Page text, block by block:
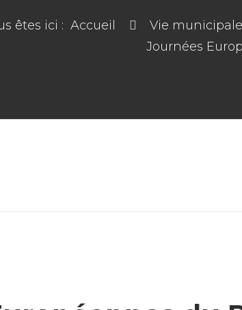
êtes ici :Accueil Vie municipale
Journées